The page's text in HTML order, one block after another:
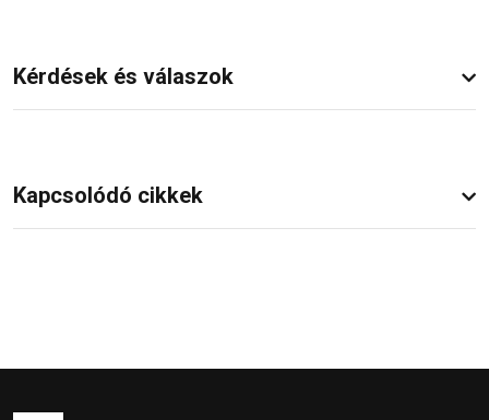
Kérdések és válaszok
Kapcsolódó cikkek